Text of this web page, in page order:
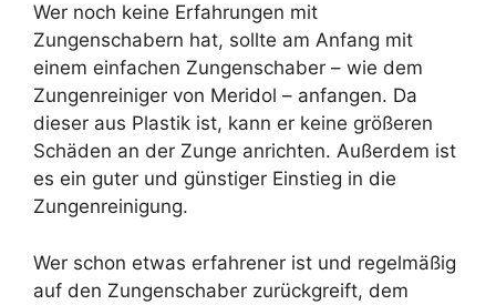
Wer noch keine Erfahrungen mit
Zungenschabern hat, sollte am Anfang mit
einem einfachen Zungenschaber – wie dem
Zungenreiniger von Meridol – anfangen. Da
dieser aus Plastik ist, kann er keine größeren
Schäden an der Zunge anrichten. Außerdem ist
es ein guter und günstiger Einstieg in die
Zungenreinigung.
Wer schon etwas erfahrener ist und regelmäßig
auf den Zungenschaber zurückgreift, dem